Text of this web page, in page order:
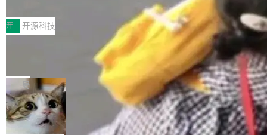
于自研UCL-Engine通信引擎，后续腾讯网平将
持续开源更多基于UCL-Engine的高性能通信组
件。 腾讯网平团队在UCL-MPComm中实现了一
个独立于业务线程的全局通信引擎（Engine），
助力企业AI研发安全落地 当前，越来越多企业已
经开始引入 AI Coding 工具，通过调用公有云模
型或企业内部部署模型提升研发效率。但随着 AI
Coding 从个人辅助工具逐步走向团队级、组织
级应用，企业在规模化落地过程中，对安全性、
可控性和代码质量提出了更高要求。 首先是数据
安全与合规要求。对于大多数普通研发场景，公
有云模型能够满足快速试用和效率提升的需求。
但对于金融、能源、医疗等对数据安全要求较...
前不久，工业和信息化部正式发布《2025年人工
智能应用典型案例名单》，集中展示人工智能在
各领域的应用成果，覆盖技术底座、行业赋能、
产品应用、支撑保障、专题等五大方向。深信服
AI算力网关（AI创新平台）成功入选！ 随着各行
各业的Agent走向规模化建设，算力构成形态逐
渐丰富，用户关注的重点也在发生变化：不只是
让AI用起来，还要进一步看清混合算力时代下，
Token花在哪里、算力是否被充分利用，以及持
开 开源科技
Jeff Dean 离开 Google：一个时代的结
束，一个实验室的开始
Google 员工编号 20。MapReduce 作者之一。
Bigtable 作者之一。TensorFlow 的作者之一。
Gemini 的架构师。Google 首席科学家。 Jeff D
ean 在 Google 工作了 27 年后，宣布离职。 他
不是一个人走。一同离开的还有 Sanjay Ghema
局
🔥 SolonCode v2026.8.4 发布：界面
字体可调、22 种语言、记忆搜索增强
打开终端就能上岗的全中文编码智能体，这一轮